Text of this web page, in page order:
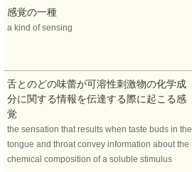
感覚の一種
a kind of sensing
舌とのどの味蕾が可溶性刺激物の化学成
分に関する情報を伝達する際に起こる感
覚
the sensation that results when taste buds in the
tongue and throat convey information about the
chemical composition of a soluble stimulus